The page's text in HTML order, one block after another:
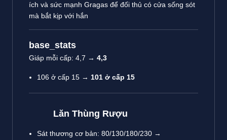
ích và sức mạnh Gragas để đối thủ có cửa sống sót
mà bắt kịp với hắn
base_stats
Giáp mỗi cấp: 4,7 → 4,3
106 ở cấp 15 → 101 ở cấp 15
Lăn Thùng Rượu
Sát thương cơ bản: 80/130/180/230 →